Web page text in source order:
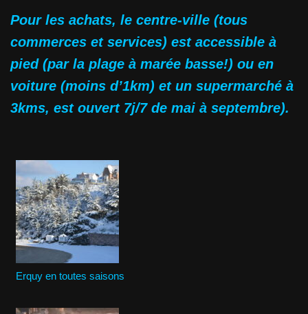
Pour les achats, le centre-ville (tous
commerces et services) est accessible à
pied (par la plage à marée basse!) ou en
voiture (moins d’1km) et un supermarché à
3kms, est ouvert 7j/7 de mai à septembre).
Erquy en toutes saisons